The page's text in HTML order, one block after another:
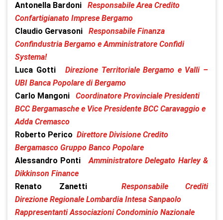
Antonella Bardoni
Responsabile Area Credito
Confartigianato Imprese Bergamo
Claudio Gervasoni
Responsabile Finanza
Confindustria Bergamo e Amministratore Confidi
Systema!
Luca Gotti
Direzione Territoriale Bergamo e Valli –
UBI Banca Popolare di Bergamo
Carlo Mangoni
Coordinatore Provinciale Presidenti
BCC Bergamasche e Vice Presidente BCC Caravaggio e
Adda Cremasco
Roberto Perico Direttore Divisione Credito
Bergamasco Gruppo Banco Popolare
Alessandro Ponti
Amministratore Delegato Harley &
Dikkinson Finance
Renato Zanetti
Responsabile Crediti
Direzione Regionale Lombardia Intesa Sanpaolo
Rappresentanti Associazioni Condominio Nazionale